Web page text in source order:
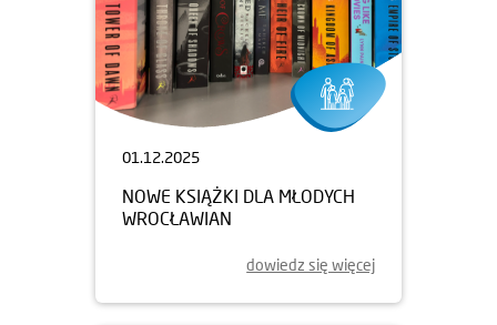
01.12.2025
NOWE KSIĄŻKI DLA MŁODYCH
WROCŁAWIAN
dowiedz się więcej